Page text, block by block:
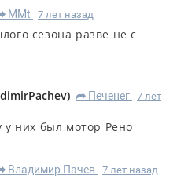
MMt 7 лет назад
сезона разве не с
) R Печенег 7 лет
у них был мотор Рено
Владимир Пачев 7 лет назад